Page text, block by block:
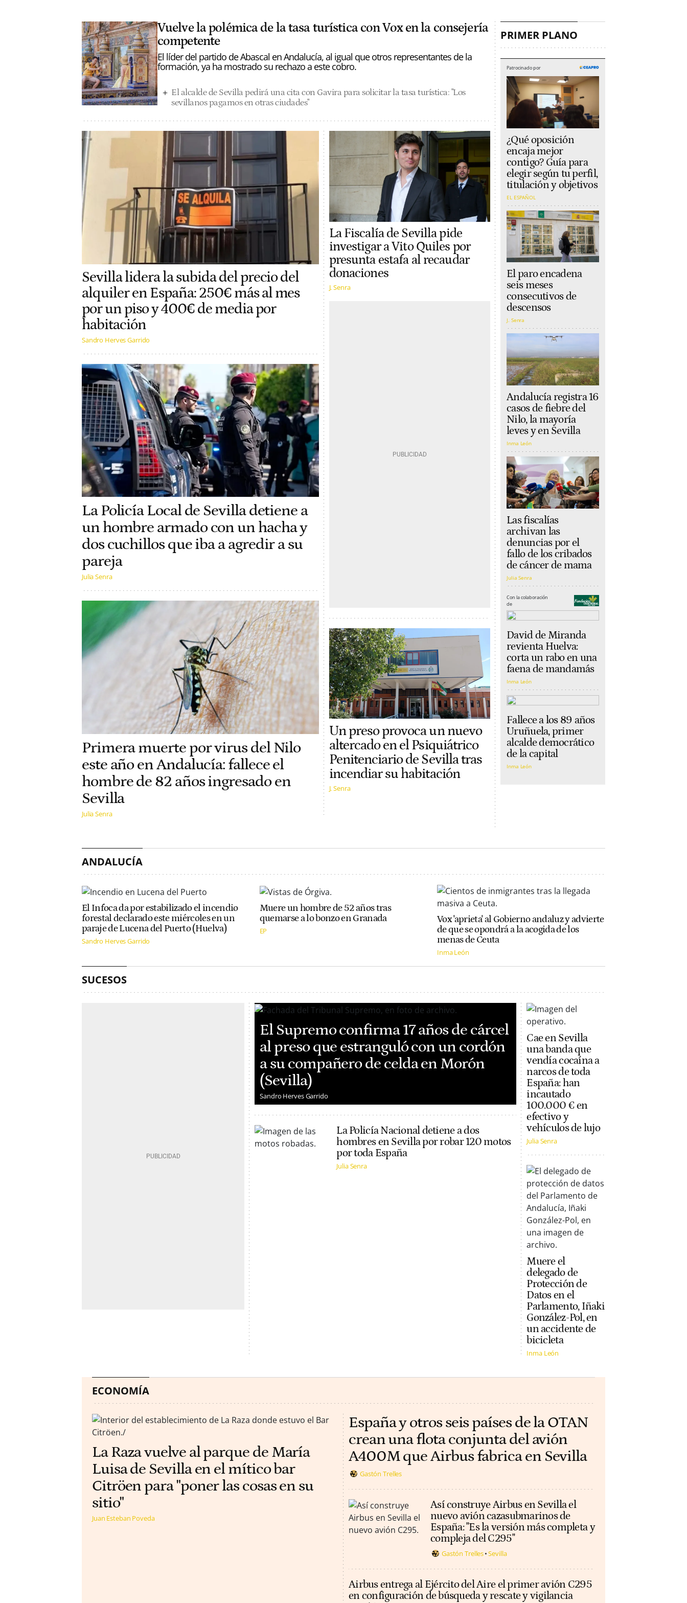
Vuelve la polémica de la tasa turística con Vox en la consejería
competente
El líder del partido de Abascal en Andalucía, al igual que otros representantes de la
formación, ya ha mostrado su rechazo a este cobro.
El alcalde de Sevilla pedirá una cita con Gavira para solicitar la tasa turística: "Los
sevillanos pagamos en otras ciudades"
Sevilla lidera la subida del precio del
alquiler en España: 250€ más al mes
por un piso y 400€ de media por
habitación
Sandro Herves Garrido
La Policía Local de Sevilla detiene a
un hombre armado con un hacha y
dos cuchillos que iba a agredir a su
pareja
Julia Senra
Primera muerte por virus del Nilo
este año en Andalucía: fallece el
hombre de 82 años ingresado en
Sevilla
Julia Senra
La Fiscalía de Sevilla pide
investigar a Vito Quiles por
presunta estafa al recaudar
donaciones
J. Senra
Un preso provoca un nuevo
altercado en el Psiquiátrico
Penitenciario de Sevilla tras
incendiar su habitación
J. Senra
PRIMER PLANO
Patrocinado por
¿Qué oposición
encaja mejor
contigo? Guía para
elegir según tu perfil,
titulación y objetivos
EL ESPAÑOL
El paro encadena
seis meses
consecutivos de
descensos
J. Senra
Andalucía registra 16
casos de fiebre del
Nilo, la mayoría
leves y en Sevilla
Inma León
Las fiscalías
archivan las
denuncias por el
fallo de los cribados
de cáncer de mama
Julia Senra
Con la colaboración
de
David de Miranda
revienta Huelva:
corta un rabo en una
faena de mandamás
Inma León
Fallece a los 89 años
Uruñuela, primer
alcalde democrático
de la capital
Inma León
ANDALUCÍA
El Infoca da por estabilizado el incendio
forestal declarado este miércoles en un
paraje de Lucena del Puerto (Huelva)
Sandro Herves Garrido
Muere un hombre de 52 años tras
quemarse a lo bonzo en Granada
EP
Vox 'aprieta' al Gobierno andaluz y advierte
de que se opondrá a la acogida de los
menas de Ceuta
Inma León
SUCESOS
El Supremo confirma 17 años de cárcel
al preso que estranguló con un cordón
a su compañero de celda en Morón
(Sevilla)
Sandro Herves Garrido
La Policía Nacional detiene a dos
hombres en Sevilla por robar 120 motos
por toda España
Julia Senra
Cae en Sevilla
una banda que
vendía cocaína a
narcos de toda
España: han
incautado
100.000 € en
efectivo y
vehículos de lujo
Julia Senra
Muere el
delegado de
Protección de
Datos en el
Parlamento, Iñaki
González-Pol, en
un accidente de
bicicleta
Inma León
ECONOMÍA
La Raza vuelve al parque de María
Luisa de Sevilla en el mítico bar
Citröen para "poner las cosas en su
sitio"
Juan Esteban Poveda
España y otros seis países de la OTAN
crean una flota conjunta del avión
A400M que Airbus fabrica en Sevilla
Gastón Trelles
Así construye Airbus en Sevilla el
nuevo avión cazasubmarinos de
España: "Es la versión más completa y
compleja del C295"
Gastón Trelles Sevilla
Airbus entrega al Ejército del Aire el primer avión C295
en configuración de búsqueda y rescate y vigilancia